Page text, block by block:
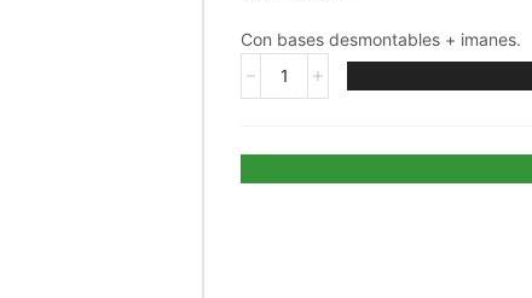
Con bases desmontables + imanes.